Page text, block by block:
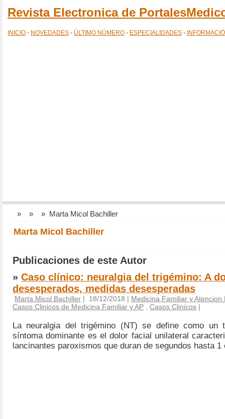
Revista Electronica de
INICIO - NOVEDADES - ÚLTIMO NÚMERO - ESPECIALIDADES -
» » » Marta Micol Bachiller
Marta Micol Bachiller
Publicaciones de este Autor
» Caso clínico: neuralgia del trigémino: A
desesperados, medidas desesperadas
Marta Micol Bachiller | 18/12/2018 | Medicina Familiar y Atencion
Casos Clinicos de Medicina Familiar y AP
Casos Clinicos |
La neuralgia del trigémino (NT) se define como un
síntoma dominante es el dolor facial unilateral
lancinantes paroxismos que duran de segundos hasta 1